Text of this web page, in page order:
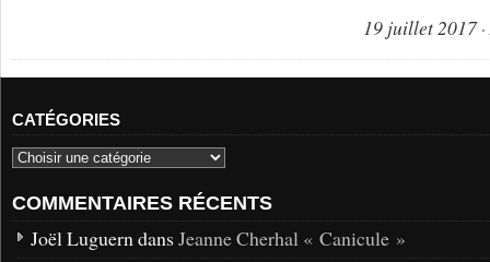
19 juillet 2017
CATÉGORIES
COMMENTAIRES RÉCENTS
Joël Luguern dans Jeanne Cherhal « Canicule »